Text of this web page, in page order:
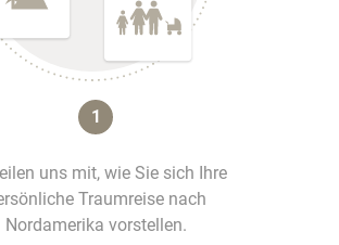
1
uns mit, wie Sie sich Ihre
Traumreise nach
Nordamerika vorstellen.